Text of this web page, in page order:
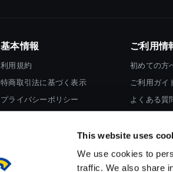
This website uses
We use cookies to
traffic. We also share
基本情報
利用規約
特商取引法に基づく表示
プライバシーポリシー
ご利用情
初めての方
ご利用ガイ
よくある質